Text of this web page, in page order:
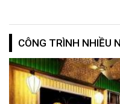
CÔNG TRÌNH NHIỀU